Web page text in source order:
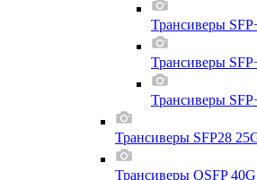
Трансиверы
Трансиверы
Трансиверы
Трансиверы SFP28
Трансиверы QSFP 40G